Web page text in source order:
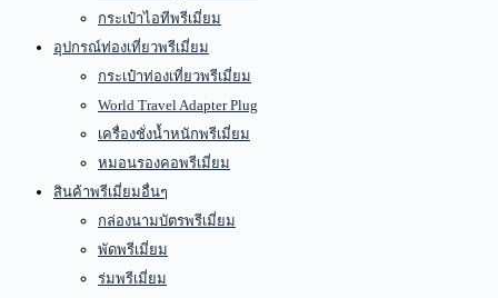
กระเป๋าไอทีพรีเมี่ยม
อุปกรณ์ท่องเที่ยวพรีเมี่ยม
กระเป๋าท่องเที่ยวพรีเมี่ยม
World Travel Adapter Plug
เครื่องชั่งน้ำหนักพรีเมี่ยม
หมอนรองคอพรีเมี่ยม
สินค้าพรีเมี่ยมอื่นๆ
กล่องนามบัตรพรีเมี่ยม
พัดพรีเมี่ยม
ร่มพรีเมี่ยม